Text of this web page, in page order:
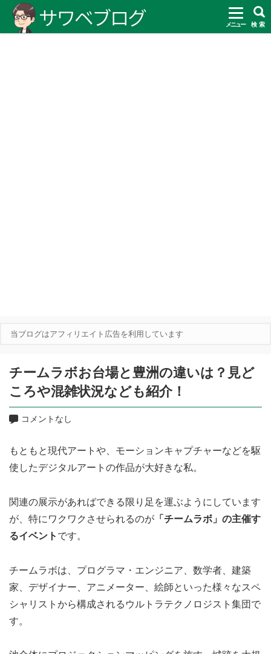
メニュー 検 索
当ブログはアフィリエイト広告を利用しています
チームラボお台場と豊洲の違いは？見ど
ころや混雑状況なども紹介！
コメントなし
もともと現代アートや、モーションキャプチャーなどを駆
使したデジタルアートの作品が大好きな私。
関連の展示があればできる限り足を運ぶようにしています
が、特にワクワクさせられるのが 「チームラボ」の主催す
るイベント です。
チームラボは、プログラマ・エンジニア、数学者、建築
家、デザイナー、アニメーター、絵師といった様々なスペ
シャリストから構成されるウルトラテクノロジスト集団で
す。